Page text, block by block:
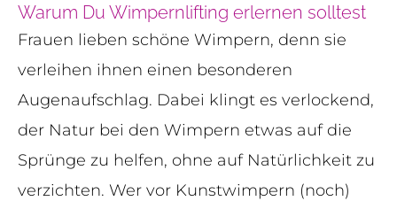
Warum Du Wimpernlifting erlernen solltest
Frauen lieben schöne Wimpern, denn sie
verleihen ihnen einen besonderen
Augenaufschlag. Dabei klingt es verlockend,
der Natur bei den Wimpern etwas auf die
Sprünge zu helfen, ohne auf Natürlichkeit zu
verzichten. Wer vor Kunstwimpern (noch)